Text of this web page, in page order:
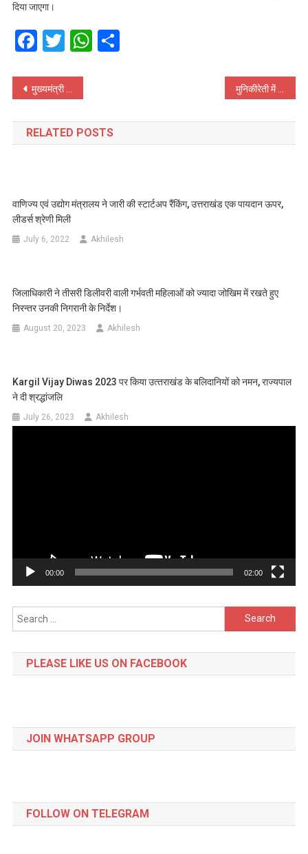
दिया जाएगा।
Facebook
TwitterWhatsApp
Share
Post
navigation
मुख्यमंत्री धामी ने खटीमा में किया निरीक्षण, किसानों की सुनी समस्यायें।
RELATED POSTS
वाणिज्य एवं उद्योग मंत्रालय ने जारी की स्टार्टअप रैंकिंग, उत्तराखंड एक पायदान ऊपर,
लीडर्स श्रेणी मिली
July 6, 2022 Akhilesh
जिलाधिकारी ने तीसरी डिलीवरी वाली गर्भवती महिलाओं को ज्यादा जोखिम में रखते हुए
निरन्तर उनकी निगरानी के निर्देश।
August 20, 2023 Akhilesh
Kargil Vijay Diwas 2023 पर किया उत्‍तराखंड के बलिदानियों को नमन, राज्यपाल
ने दी श्रद्धांजलि
July 26, 2023 Akhilesh
00:00 02:00
Search
for:
PLEASE LIKE US ON FACEBOOK
JOIN WHATSAPP GROUP
FOLLOW ON TELEGRAM